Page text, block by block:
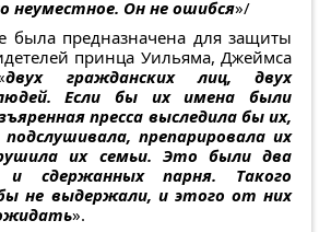
неуместное. Он не ошибся»/
была предназначена для защиты
принца Уильяма, Джеймса
двух гражданских лиц, двух
Если бы их имена были
пресса выследила бы их,
подслушивала, препарировала их
их семьи. Это были два
и сдержанных парня. Такого
не выдержали, и этого от них
».